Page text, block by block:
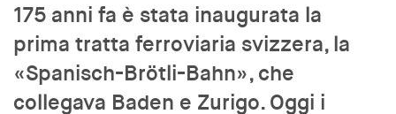
175 anni fa è stata inaugurata la
prima tratta ferroviaria svizzera, la
«Spanisch-Brötli-Bahn», che
collegava Baden e Zurigo. Oggi i